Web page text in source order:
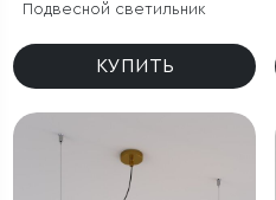
Подвесной светильник
КУПИТЬ